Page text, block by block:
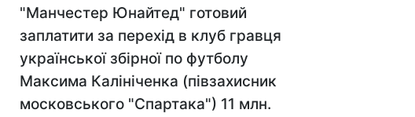
"Манчестер Юнайтед" готовий
заплатити за перехід в клуб гравця
української збірної по футболу
Максима Калініченка (півзахисник
московського "Спартака") 11 млн.